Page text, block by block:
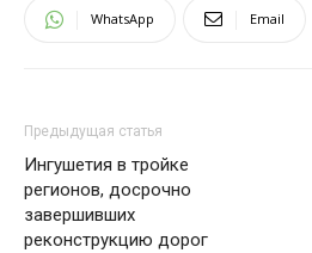
WhatsApp Email
Предыдущая статья
Ингушетия в тройке
регионов, досрочно
завершивших
реконструкцию дорог